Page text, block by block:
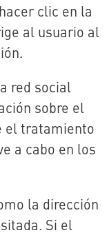
clic en la
al usuario al
red social
sobre el
el tratamiento
a cabo en los
la dirección
Si el